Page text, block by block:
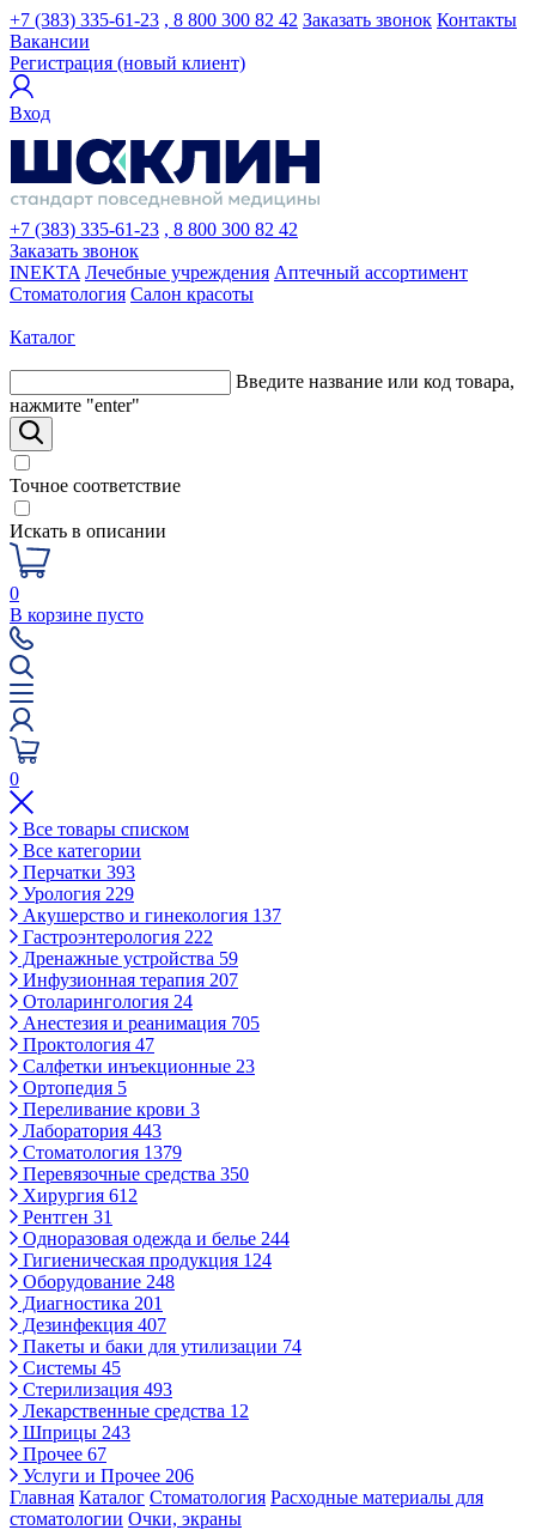
+7 (383) 335-61-23 , 8 800 300 82 42 Заказать звонок Контакты
Вакансии
Регистрация (новый клиент)
Вход
+7 (383) 335-61-23 , 8 800 300 82 42
Заказать звонок
INEKTA Лечебные учреждения Аптечный ассортимент
Стоматология Салон красоты
Каталог
Введите название или код товара,
нажмите "enter"
Точное соответствие
Искать в описании
0
В корзине пусто
0
Все товары списком
Все категории
Перчатки 393
Урология 229
Акушерство и гинекология 137
Гастроэнтерология 222
Дренажные устройства 59
Инфузионная терапия 207
Отоларингология 24
Анестезия и реанимация 705
Проктология 47
Салфетки инъекционные 23
Ортопедия 5
Переливание крови 3
Лаборатория 443
Стоматология 1379
Перевязочные средства 350
Хирургия 612
Рентген 31
Одноразовая одежда и белье 244
Гигиеническая продукция 124
Оборудование 248
Диагностика 201
Дезинфекция 407
Пакеты и баки для утилизации 74
Системы 45
Стерилизация 493
Лекарственные средства 12
Шприцы 243
Прочее 67
Услуги и Прочее 206
Главная Каталог Стоматология Расходные материалы для
стоматологии Очки, экраны